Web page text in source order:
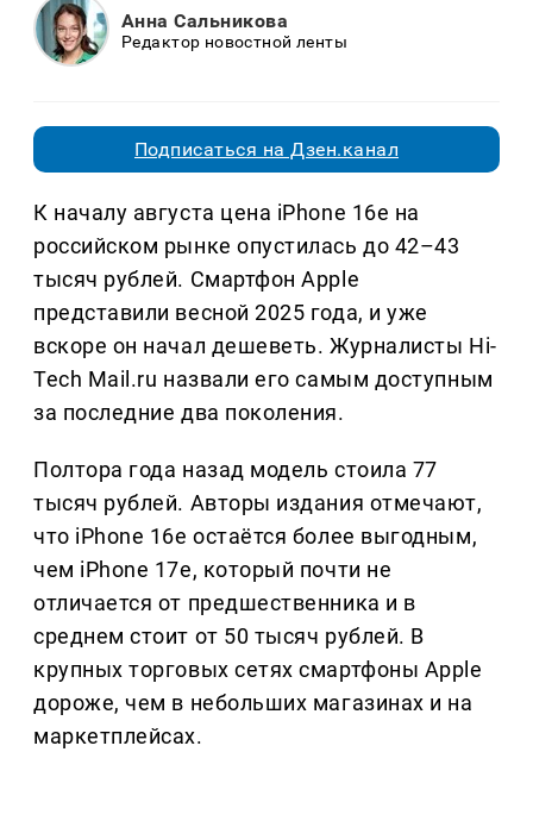
Анна Сальникова
Редактор новостной ленты
Подписаться на Дзен.канал
К началу августа цена iPhone 16e на
российском рынке опустилась до 42–43
тысяч рублей. Смартфон Apple
представили весной 2025 года, и уже
вскоре он начал дешеветь. Журналисты Hi-
Tech Mail.ru назвали его самым доступным
за последние два поколения.
Полтора года назад модель стоила 77
тысяч рублей. Авторы издания отмечают,
что iPhone 16e остаётся более выгодным,
чем iPhone 17e, который почти не
отличается от предшественника и в
среднем стоит от 50 тысяч рублей. В
крупных торговых сетях смартфоны Apple
дороже, чем в небольших магазинах и на
маркетплейсах.